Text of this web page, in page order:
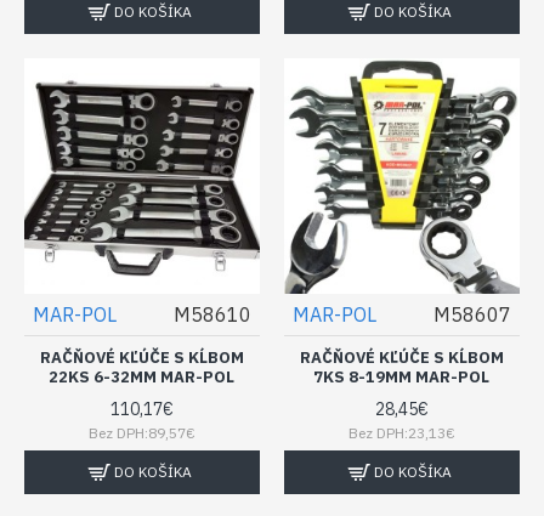
DO KOŠÍKA DO KOŠÍKA
MAR-POL M58610
RAČŇOVÉ KĽÚČE S KĹBOM
22KS 6-32MM MAR-POL
110,17€
Bez DPH:89,57€
DO KOŠÍKA
MAR-POL M58607
RAČŇOVÉ KĽÚČE S KĹBOM
7KS 8-19MM MAR-POL
28,45€
Bez DPH:23,13€
DO KOŠÍKA